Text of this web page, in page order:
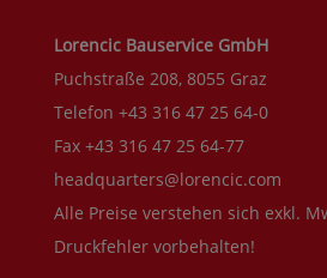
Lorencic Bauservice GmbH
Puchstraße 208, 8055 Graz
Telefon +43 316 47 25 64-0
Fax +43 316 47 25 64-77
headquarters@lorencic.com
Alle Preise verstehen sich exkl.
Druckfehler vorbehalten!